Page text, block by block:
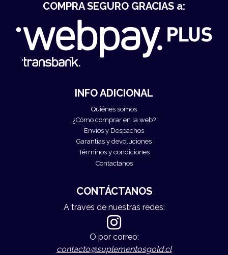
INFO ADICIONAL
Quiénes somos
¿Cómo comprar en la web?
Envíos y Despachos
Garantías y devoluciones
Términos y condiciones
Contactanos
COMPRA SEGURO GRACIAS a:
CONTÁCTANOS
A traves de nuestras redes:
O por correo:
contacto@suplementosgold.cl